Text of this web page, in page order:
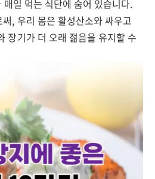
일 먹는 식단에 숨어 있습니다.
, 우리 몸은 활성산소와 싸우고
장기가 더 오래 젊음을 유지할 수